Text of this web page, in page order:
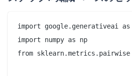
import google.generativeai as
import numpy as np
from